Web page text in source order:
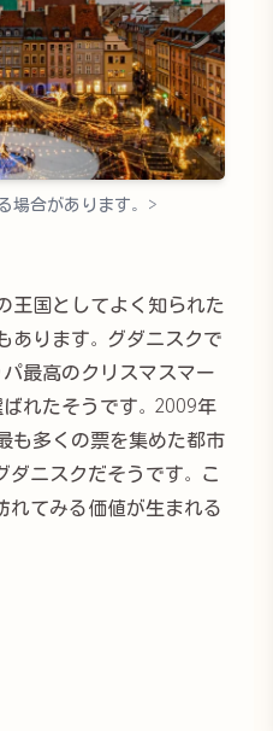
場合があります。>
王国としてよく知られた
あります。グダニスクで
最高のクリスマスマー
れたそうです。2009年
も多くの票を集めた都市
ダニスクだそうです。こ
れてみる価値が生まれる